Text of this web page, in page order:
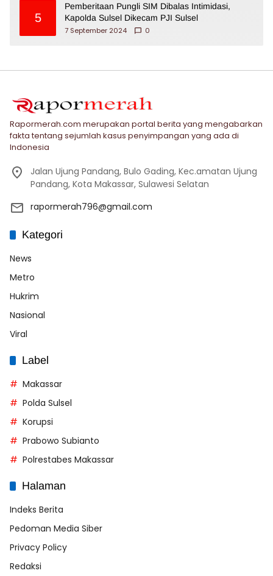
5
Pemberitaan Pungli SIM Dibalas Intimidasi,
Kapolda Sulsel Dikecam PJI Sulsel
7 September 2024
0
Rapormerah.com merupakan portal berita yang mengabarkan
fakta tentang sejumlah kasus penyimpangan yang ada di
Indonesia
Jalan Ujung Pandang, Bulo Gading, Kec.amatan Ujung
Pandang, Kota Makassar, Sulawesi Selatan
rapormerah796@gmail.com
Kategori
News
Metro
Hukrim
Nasional
Viral
Label
Makassar
Polda Sulsel
Korupsi
Prabowo Subianto
Polrestabes Makassar
Halaman
Indeks Berita
Pedoman Media Siber
Privacy Policy
Redaksi